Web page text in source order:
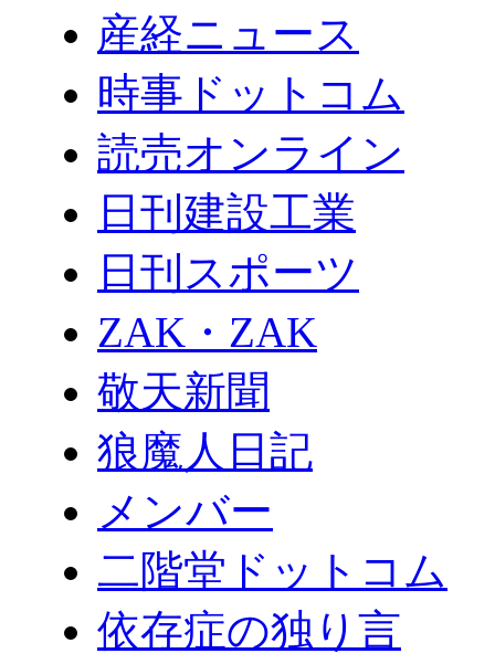
産経ニュース
時事ドットコム
読売オンライン
日刊建設工業
日刊スポーツ
ZAK・ZAK
敬天新聞
狼魔人日記
メンバー
二階堂ドットコム
依存症の独り言